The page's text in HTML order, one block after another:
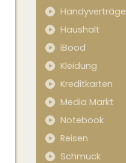
Handyverträge
Haushalt
iBood
Kleidung
Kreditkarten
Media Markt
Notebook
Reisen
Schmuck